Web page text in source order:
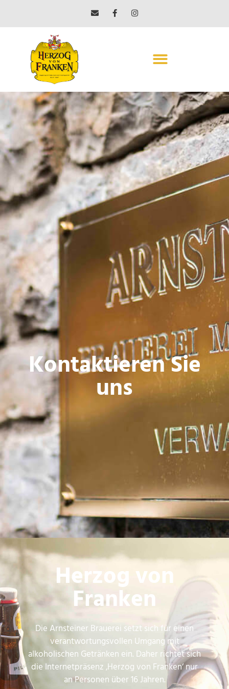
Kontaktieren Sie
uns
Herzog von
Franken
Die Arnsteiner Brauerei setzt sich für einen
verantwortungsvollen Umgang mit
alkoholischen Getränken ein. Daher richtet sich
die Internetpräsenz ‚Herzog von Franken‘ nur
an Personen über 16 Jahren.